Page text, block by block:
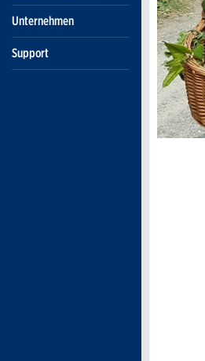
Unternehmen
Support